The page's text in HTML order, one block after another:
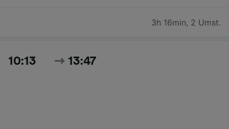
3h 16min, 2 Umst.
10:13 13:47